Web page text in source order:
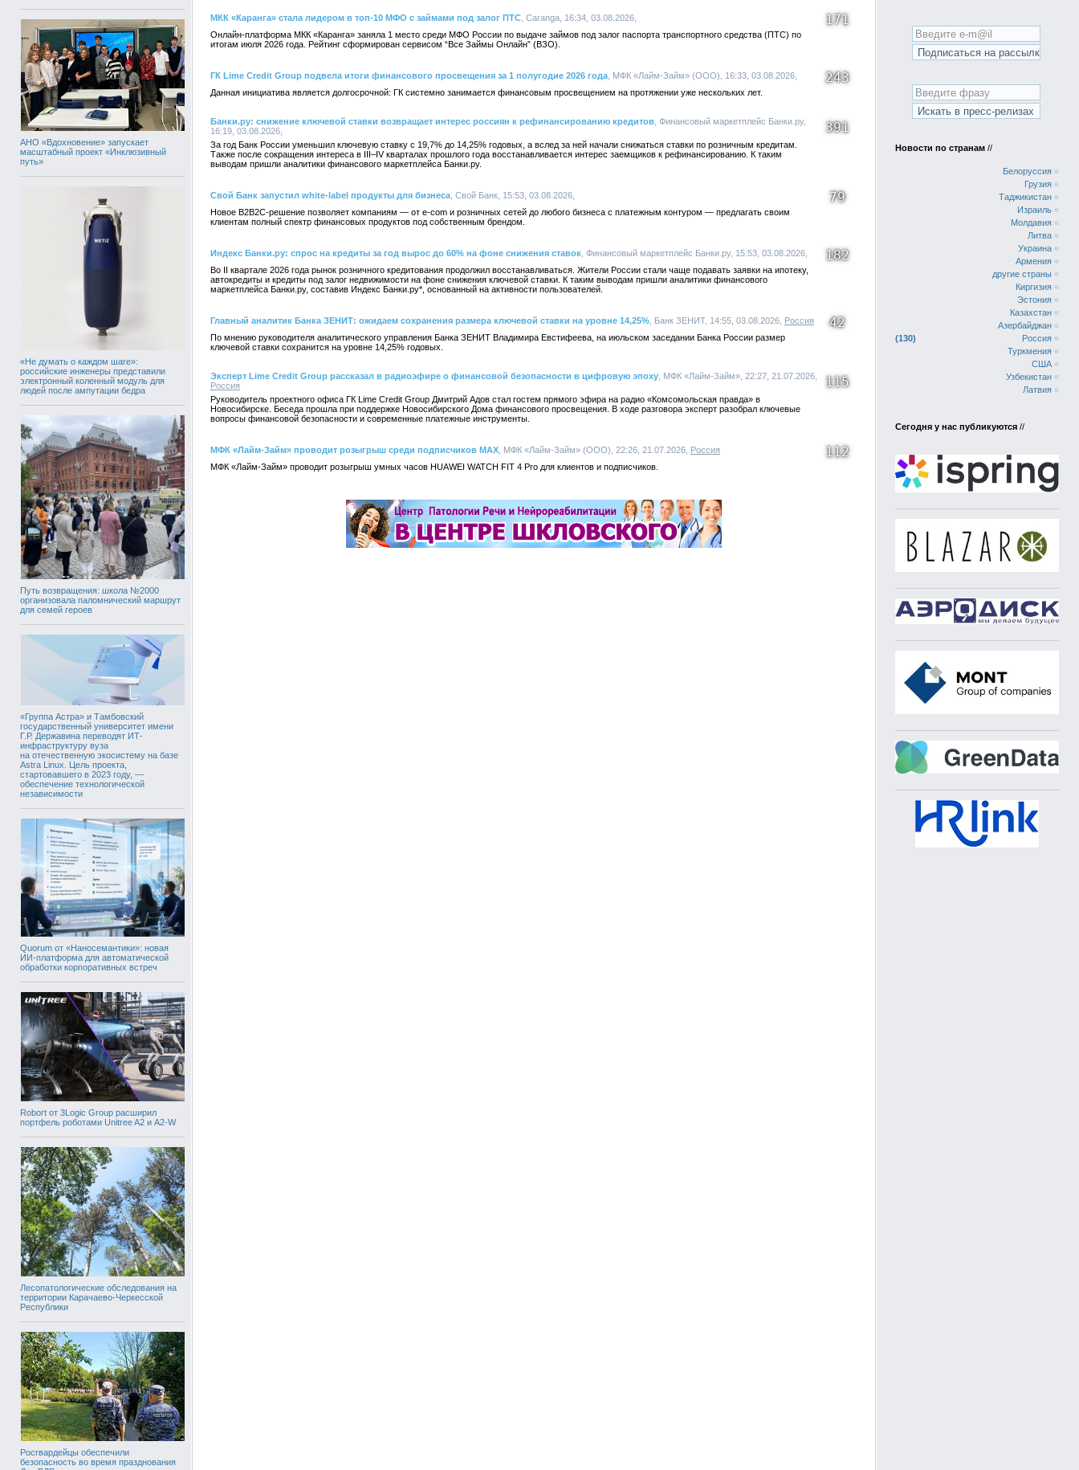
АНО «Вдохновение» запускает
масштабный проект «Инклюзивный
путь»
«Не думать о каждом шаге»:
российские инженеры представили
электронный коленный модуль для
людей после ампутации бедра
Путь возвращения: школа №2000
организовала паломнический маршрут
для семей героев
«Группа Астра» и Тамбовский
государственный университет имени
Г.Р. Державина переводят ИТ-
инфраструктуру вуза
на отечественную экосистему на базе
Astra Linux. Цель проекта,
стартовавшего в 2023 году, —
обеспечение технологической
независимости
Quorum от «Наносемантики»: новая
ИИ-платформа для автоматической
обработки корпоративных встреч
Robort от 3Logic Group расширил
портфель роботами Unitree A2 и A2-W
Лесопатологические обследования на
территории Карачаево-Черкесской
Республики
Росгвардейцы обеспечили
безопасность во время празднования
МКК «Каранга» стала лидером в топ-10 МФО с займами под залог ПТС , Caranga, 16:34, 03.08.2026, 171
Онлайн-платформа МКК «Каранга» заняла 1 место среди МФО России по выдаче займов под залог паспорта транспортного средства (ПТС) по
итогам июля 2026 года. Рейтинг сформирован сервисом “Все Займы Онлайн” (ВЗО).
ГК Lime Credit Group подвела итоги финансового просвещения за 1 полугодие 2026 года , МФК «Лайм-Займ» (ООО), 16:33, 03.08.2026, 243
Данная инициатива является долгосрочной: ГК системно занимается финансовым просвещением на протяжении уже нескольких лет.
Банки.ру: снижение ключевой ставки возвращает интерес россиян к рефинансированию кредитов , Финансовый маркетплейс Банки.ру,
16:19, 03.08.2026,
391
За год Банк России уменьшил ключевую ставку с 19,7% до 14,25% годовых, а вслед за ней начали снижаться ставки по розничным кредитам.
Также после сокращения интереса в III–IV кварталах прошлого года восстанавливается интерес заемщиков к рефинансированию. К таким
выводам пришли аналитики финансового маркетплейса Банки.ру.
Свой Банк запустил white-label продукты для бизнеса , Свой Банк, 15:53, 03.08.2026, 79
Новое B2B2C-решение позволяет компаниям — от e-com и розничных сетей до любого бизнеса с платежным контуром — предлагать своим
клиентам полный спектр финансовых продуктов под собственным брендом.
Индекс Банки.ру: спрос на кредиты за год вырос до 60% на фоне снижения ставок , Финансовый маркетплейс Банки.ру, 15:53, 03.08.2026, 182
Во II квартале 2026 года рынок розничного кредитования продолжил восстанавливаться. Жители России стали чаще подавать заявки на ипотеку,
автокредиты и кредиты под залог недвижимости на фоне снижения ключевой ставки. К таким выводам пришли аналитики финансового
маркетплейса Банки.ру, составив Индекс Банки.ру*, основанный на активности пользователей.
Главный аналитик Банка ЗЕНИТ: ожидаем сохранения размера ключевой ставки на уровне 14,25% , Банк ЗЕНИТ, 14:55, 03.08.2026, Россия 42
По мнению руководителя аналитического управления Банка ЗЕНИТ Владимира Евстифеева, на июльском заседании Банка России размер
ключевой ставки сохранится на уровне 14,25% годовых.
Эксперт Lime Credit Group рассказал в радиоэфире о финансовой безопасности в цифровую эпоху , МФК «Лайм-Займ», 22:27, 21.07.2026,
Россия
115
Руководитель проектного офиса ГК Lime Credit Group Дмитрий Адов стал гостем прямого эфира на радио «Комсомольская правда» в
Новосибирске. Беседа прошла при поддержке Новосибирского Дома финансового просвещения. В ходе разговора эксперт разобрал ключевые
вопросы финансовой безопасности и современные платежные инструменты.
МФК «Лайм-Займ» проводит розыгрыш среди подписчиков MAX , МФК «Лайм-Займ» (ООО), 22:26, 21.07.2026, Россия 112
МФК «Лайм-Займ» проводит розыгрыш умных часов HUAWEI WATCH FIT 4 Pro для клиентов и подписчиков.
Новости по странам //
Белоруссия «
Грузия «
Таджикистан «
Израиль «
Молдавия «
Литва «
Украина «
Армения «
другие страны «
Киргизия «
Эстония «
Казахстан «
Азербайджан «
130
Россия «
Туркмения «
США «
Узбекистан «
Латвия «
Сегодня у нас публикуются //